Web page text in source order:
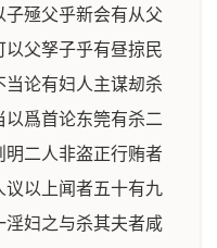
殛父乎新会有从父
父孥子乎有昼掠民
论有妇人主谋刼杀
爲首论东筦有杀二
明二人非盗正行贿者
议以上闻者五十有九
淫妇之与杀其夫者咸